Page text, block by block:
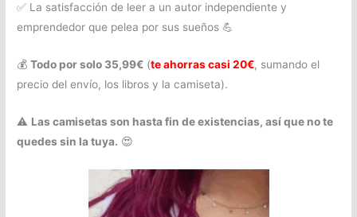
✅ La satisfacción de leer a un autor independiente y
emprendedor que pelea por sus sueños 💪
💰Todo por solo 35,99€ (te ahorras casi 20€, sumando el
precio del envío, los libros y la camiseta).
⚠️ Las camisetas son hasta fin de existencias, así que no te
quedes sin la tuya. 😍